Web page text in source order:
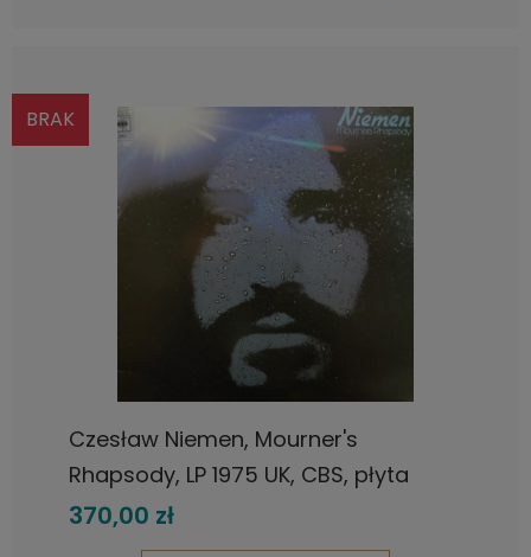
Czesław Niemen, Mourner's
Rhapsody, LP 1975 UK, CBS, płyta
winylowa
370,00 zł
BRAK